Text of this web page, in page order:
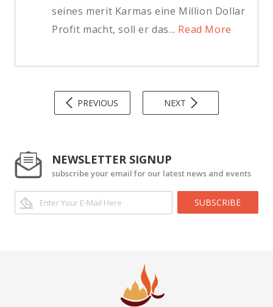
seines merit Karmas eine Million Dollar
Profit macht, soll er das... Read More
PREVIOUS NEXT
NEWSLETTER SIGNUP
subscribe your email for our latest news and events
SUBSCRIBE